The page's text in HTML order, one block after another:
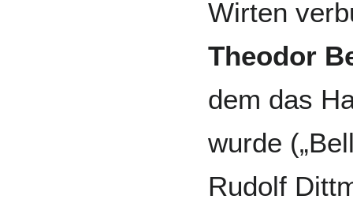
Wirten
Theodor
dem das
wurde
Rudolf